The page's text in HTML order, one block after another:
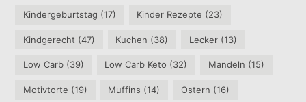
Kindergeburtstag (17) Kinder Rezepte (23)
Kindgerecht (47) Kuchen (38) Lecker(13)
Low Carb (39) Low Carb Keto (32) Mandeln (15)
Motivtorte (19) Muffins (14) Ostern (16)